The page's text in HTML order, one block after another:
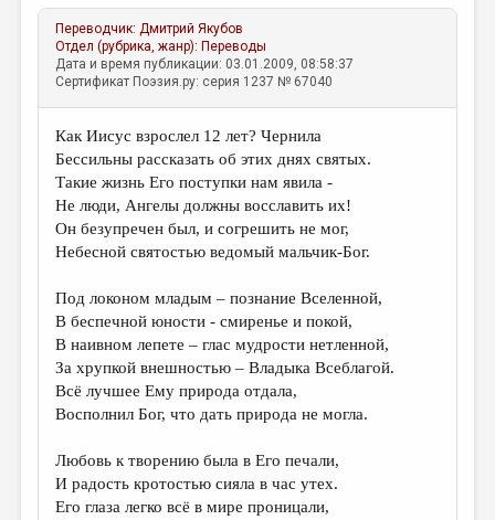
АВТОРЫ
КОММЕНТАРИИ
ЛИТСАЛОН
НОВОСТИ
ПРАВИЛА САЙТА
ОТДЕЛЫ И РУБРИКИ
ИЗБРАННОЕ
ДАЙДЖЕСТ
ПРОИЗВЕДЕНИЯ
ПЕРЕВОДЫ
КОНКУРСЫ
ДЕТСКАЯ КОМНАТА
КНИЖНАЯ ПОЛКА
Переводчик:Дмитрий Якубов
Отдел (рубрика, жанр): Переводы
Дата и время публикации: 03.01.2009, 08:58:37
Сертификат Поэзия.ру: серия 1237 № 67040
Как Иисус взрослел 12 лет? Чернила
Бессильны рассказать об этих днях святых.
Такие жизнь Его поступки нам явила -
Не люди, Ангелы должны восславить их!
Он безупречен был, и согрешить не мог,
Небесной святостью ведомый мальчик-Бог.
Под локоном младым – познание Вселенной,
В беспечной юности - смиренье и покой,
В наивном лепете – глас мудрости нетленной,
За хрупкой внешностью – Владыка Всеблагой.
Всё лучшее Ему природа отдала,
Восполнил Бог, что дать природа не могла.
Любовь к творению была в Его печали,
И радость кротостью сияла в час утех.
Его глаза легко всё в мире проницали,